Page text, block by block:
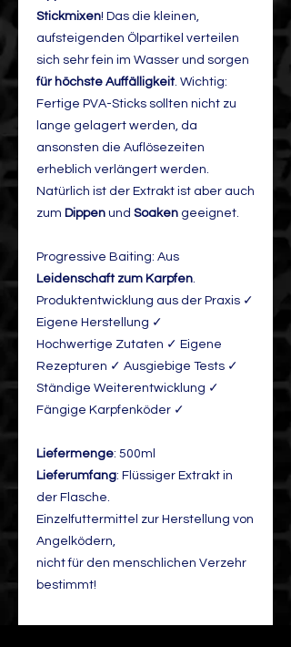
Stickmixen! Das die kleinen,
aufsteigenden Ölpartikel verteilen
sich sehr fein im Wasser und sorgen
für höchste Auffälligkeit. Wichtig:
Fertige PVA-Sticks sollten nicht zu
lange gelagert werden, da
ansonsten die Auflösezeiten
erheblich verlängert werden.
Natürlich ist der Extrakt ist aber auch
zum Dippen und Soaken geeignet.
Progressive Baiting: Aus
Leidenschaft zum Karpfen.
Produktentwicklung aus der Praxis ✓
Eigene Herstellung ✓
Hochwertige Zutaten ✓ Eigene
Rezepturen ✓ Ausgiebige Tests ✓
Ständige Weiterentwicklung ✓
Fängige Karpfenköder ✓
Liefermenge: 500ml
Lieferumfang: Flüssiger Extrakt in
der Flasche.
Einzelfuttermittel zur Herstellung von
Angelködern,
nicht für den menschlichen Verzehr
bestimmt!